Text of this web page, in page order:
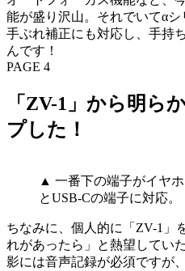
能が盛り沢山。それでいてα
手ぶれ補正にも対応し、手持
んです！
PAGE 4
「ZV-1」から明ら
プした！
▲ 一番下の端子がイヤ
とUSB-Cの端子に対応。
ちなみに、個人的に「ZV-1」
れがあったら」と熱望してい
影には音声記録が必須ですが